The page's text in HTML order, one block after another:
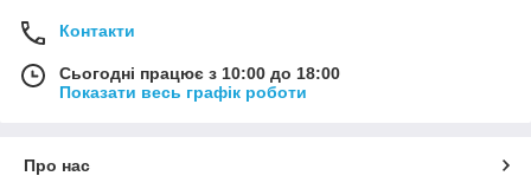
Контакти
Сьогодні працює з 10:00 до 18:00
Показати весь графік роботи
Про нас